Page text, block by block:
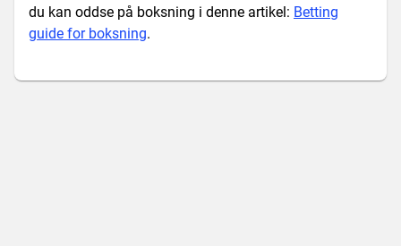
du kan oddse på boksning i denne artikel: Betting
guide for boksning.